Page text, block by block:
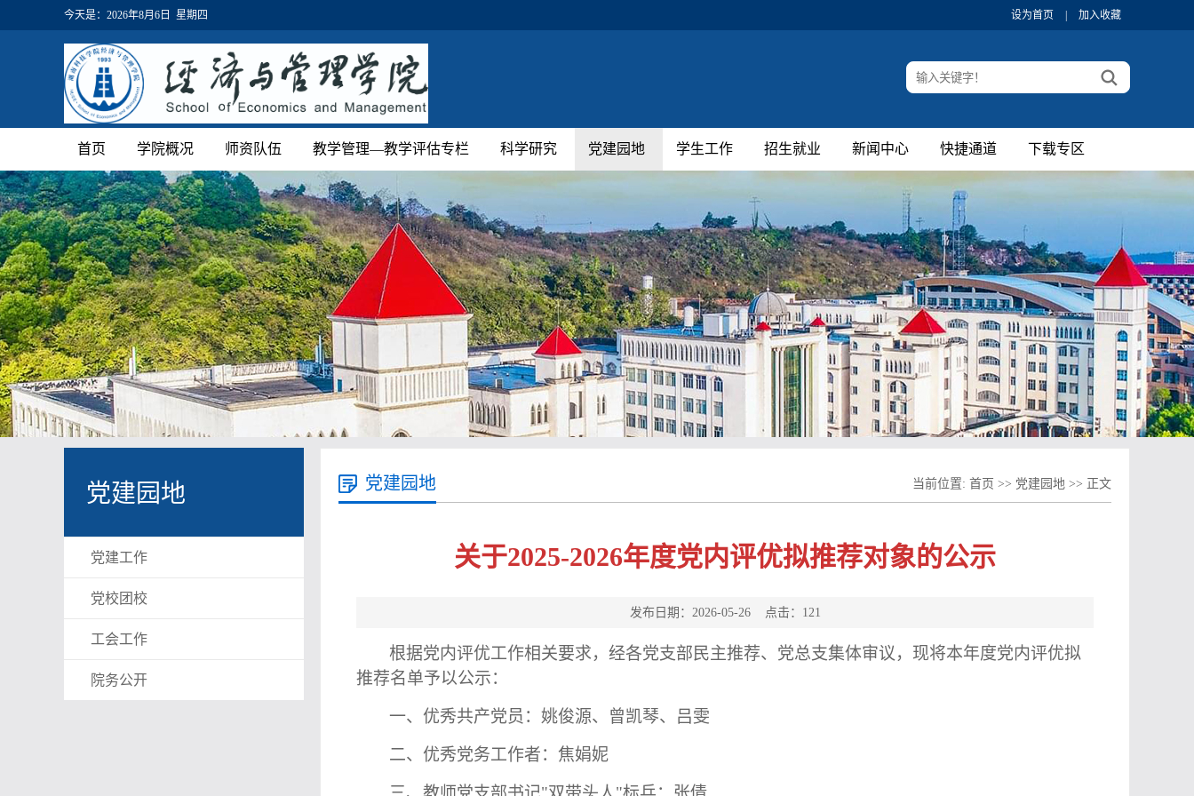
今天是： 2026年8月6日 星期四 设为首页 加入收藏
首页 学院概况 师资队伍 教学管理—教学评估专栏 科学研究 党建园地 学生工作 招生就业 新闻中心 快捷通道 下载专区
党建园地
党建工作
党校团校
工会工作
院务公开
党建园地 当前位置: 首页 >> 党建园地 >> 正文
关于2025-2026年度党内评优拟推荐对象的公示
发布日期：2026-05-26 点击： 121
根据党内评优工作相关要求，经各党支部民主推荐、党总支集体审议，现将本年度党内评优拟
推荐名单予以公示：
一、优秀共产党员：姚俊源、曾凯琴、吕雯
二、优秀党务工作者：焦娟妮